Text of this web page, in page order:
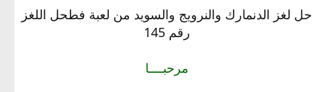
حل لغز الدنمارك والنرويج والسويد من لعبة فطحل اللغز
رقم 145
مرحبــــا